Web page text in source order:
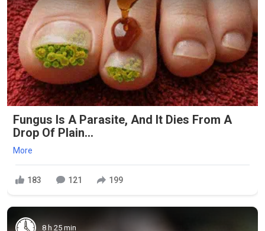
Fungus Is A Parasite, And It Dies From A
Drop Of Plain...
More
183 121 199
8 h 25 min